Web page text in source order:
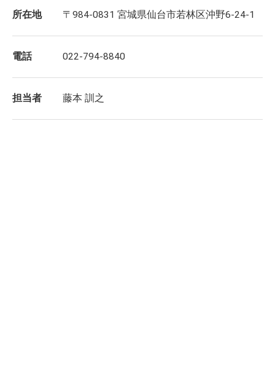
所在地 〒984-0831 宮城県仙台市若林区沖野6-24-1
電話 022-794-8840
担当者 藤本 訓之